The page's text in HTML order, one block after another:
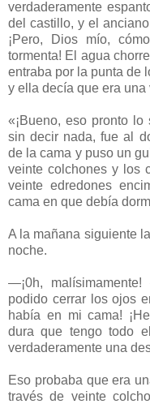
verdaderamente
del castillo, y el
¡Pero, Dios mío,
tormenta! El agua
entraba por la punta de
y ella decía que era una
«¡Bueno, eso pronto
sin decir nada, fue al
de la cama y puso un
veinte colchones y los
veinte edredones
cama en que debía
A la mañana siguiente
noche.
—¡0h,
podido cerrar los ojos
había en mi cama!
dura que tengo todo
verdaderamente una
Eso probaba que era
través de veinte